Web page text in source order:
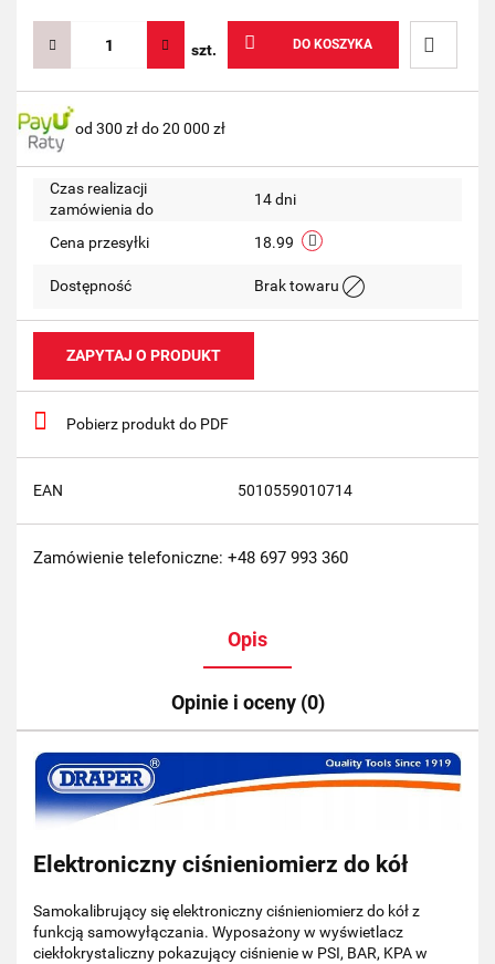
szt. DO KOSZYKA
Do
od 300 zł do 20 000 zł
Czas realizacji
zamówienia do
14 dni
Cena przesyłki 18.99
Dostępność Brak towaru
ZAPYTAJ O PRODUKT
Pobierz produkt do PDF
EAN 5010559010714
Zamówienie telefoniczne: +48 697 993 360
Opis
Opinie i oceny (0)
Elektroniczny ciśnieniomierz do kół
Samokalibrujący się elektroniczny ciśnieniomierz do kół z
funkcją samowyłączania. Wyposażony w wyświetlacz
ciekłokrystaliczny pokazujący ciśnienie w PSI, BAR, KPA w